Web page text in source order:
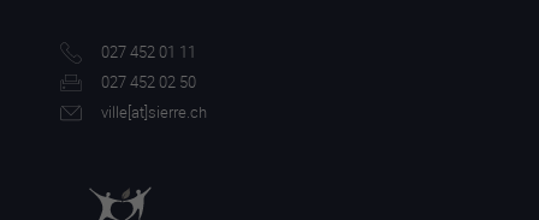
027 452 01 11
027 452 02 50
ville[at]sierre.ch